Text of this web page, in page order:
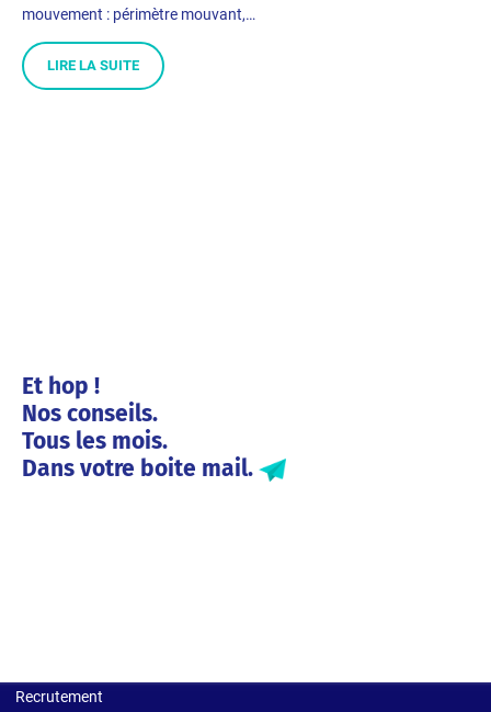
mouvement : périmètre mouvant,…
LIRE LA SUITE
Et hop !
Nos conseils.
Tous les mois.
Dans votre boite mail.
Recrutement